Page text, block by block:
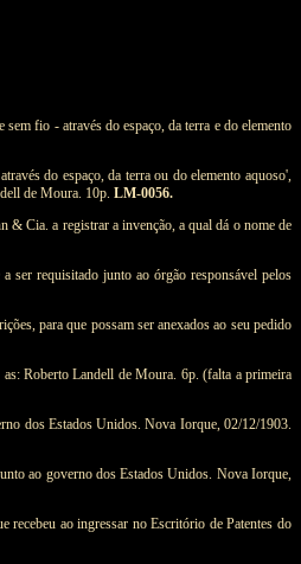
fio - através do espaço, da terra e do elemento
do espaço, da terra ou do elemento aquoso',
de Moura. 10p. LM-0056.
& Cia. a registrar a invenção, a qual dá o nome de
ser requisitado junto ao órgão responsável pelos
para que possam ser anexados ao seu pedido
Roberto Landell de Moura. 6p. (falta a primeira
dos Estados Unidos. Nova Iorque, 02/12/1903.
ao governo dos Estados Unidos. Nova Iorque,
ao ingressar no Escritório de Patentes do